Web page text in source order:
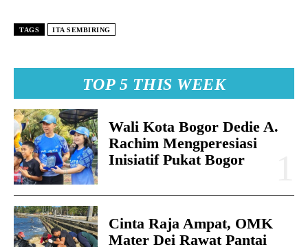
TOP 5 THIS WEEK
Wali Kota Bogor Dedie A.
Rachim Mengperesiasi
Inisiatif Pukat Bogor
Cinta Raja Ampat, OMK
Mater Dei Rawat Pantai
TAGS ITA SEMBIRING